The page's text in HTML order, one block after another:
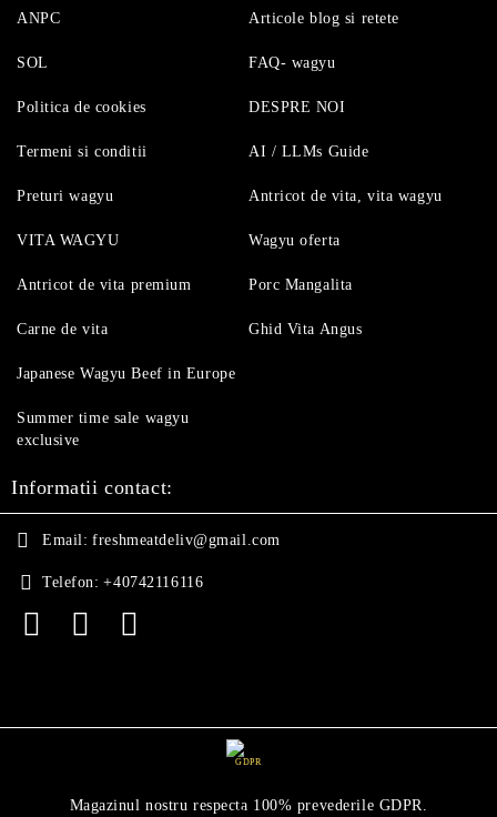
ANPC
SOL
Politica de cookies
Termeni si conditii
Articole blog si retete
FAQ- wagyu
DESPRE NOI
AI / LLMs Guide
Preturi wagyu
VITA WAGYU
Antricot de vita premium
Carne de vita
Antricot de vita, vita wagyu
Wagyu oferta
Porc Mangalita
Ghid Vita Angus
Japanese Wagyu Beef in Europe
Summer time sale wagyu
exclusive
Informatii contact:
Email: freshmeatdeliv@gmail.com
Telefon: +40742116116
GDPR
Magazinul nostru respecta 100% prevederile GDPR.